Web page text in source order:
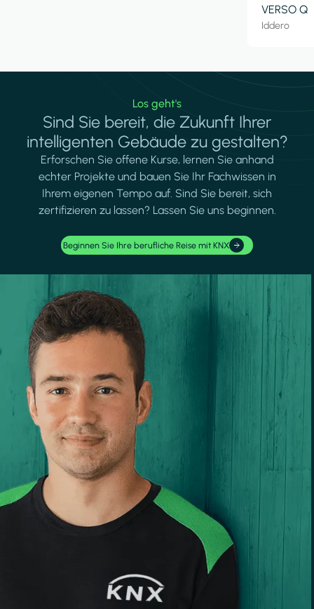
VERSO Q
Iddero
Los geht's
Sind Sie bereit, die Zukunft Ihrer
intelligenten Gebäude zu gestalten?
Erforschen Sie offene Kurse, lernen Sie anhand
echter Projekte und bauen Sie Ihr Fachwissen in
Ihrem eigenen Tempo auf. Sind Sie bereit, sich
zertifizieren zu lassen? Lassen Sie uns beginnen.
Beginnen Sie Ihre berufliche Reise mit KNX